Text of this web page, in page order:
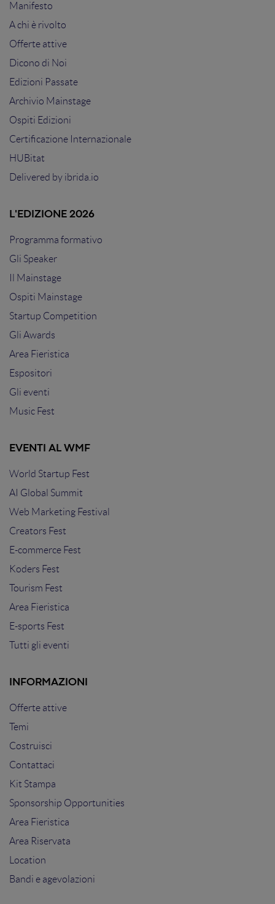
Manifesto
A chi è rivolto
Offerte attive
Dicono di Noi
Edizioni Passate
Archivio Mainstage
Ospiti Edizioni
Certificazione Internazionale
HUBitat
Delivered by ibrida.io
L'EDIZIONE 2026
Programma formativo
Gli Speaker
Il Mainstage
Ospiti Mainstage
Startup Competition
Gli Awards
Area Fieristica
Espositori
Gli eventi
Music Fest
EVENTI AL WMF
World Startup Fest
AI Global Summit
Web Marketing Festival
Creators Fest
E-commerce Fest
Koders Fest
Tourism Fest
Area Fieristica
E-sports Fest
Tutti gli eventi
INFORMAZIONI
Offerte attive
Temi
Costruisci
Contattaci
Kit Stampa
Sponsorship Opportunities
Area Fieristica
Area Riservata
Location
Bandi e agevolazioni